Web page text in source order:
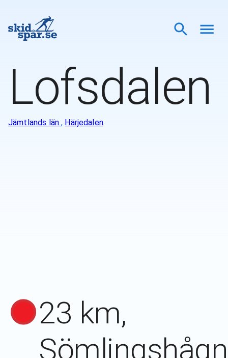
Lofsdalen
Jämtlands län, Härjedalen
23 km,